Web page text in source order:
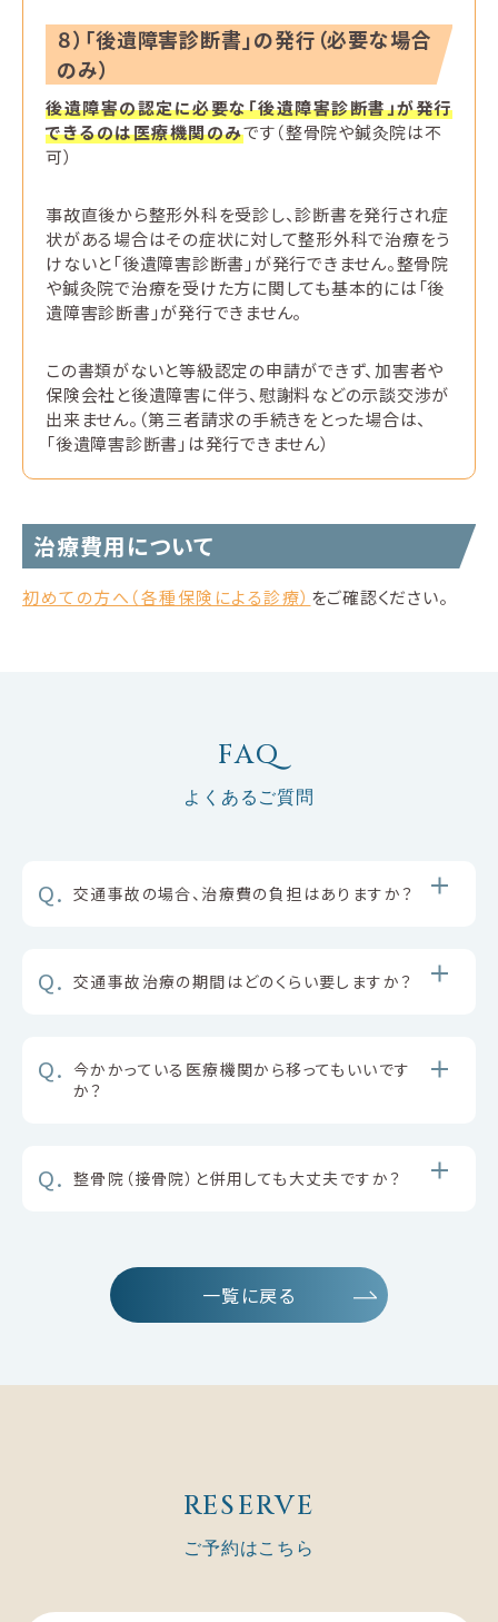
８）「後遺障害診断書」の発行（必要な場合
のみ）
後遺障害の認定に必要な「後遺障害診断書」が発行
できるのは医療機関のみです（整骨院や鍼灸院は不
可）
事故直後から整形外科を受診し、診断書を発行され症
状がある場合はその症状に対して整形外科で治療をう
けないと「後遺障害診断書」が発行できません。整骨院
や鍼灸院で治療を受けた方に関しても基本的には「後
遺障害診断書」が発行できません。
この書類がないと等級認定の申請ができず、加害者や
保険会社と後遺障害に伴う、慰謝料などの示談交渉が
出来ません。（第三者請求の手続きをとった場合は、
「後遺障害診断書」は発行できません）
治療費用について
初めての方へ（各種保険による診療） をご確認ください。
FAQ
よくあるご質問
Q. 交通事故の場合、治療費の負担はありますか？
Q. 交通事故治療の期間はどのくらい要しますか？
Q. 今かかっている医療機関から移ってもいいです
か？
Q. 整骨院（接骨院）と併用しても大丈夫ですか？
一覧に戻る
RESERVE
ご予約はこちら